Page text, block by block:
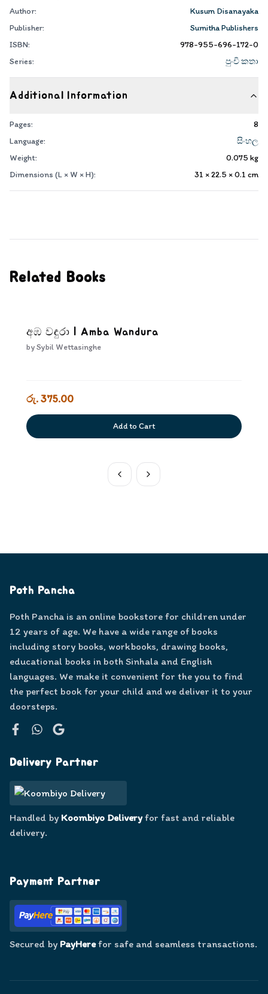
Author:
Kusum Disanayaka
Publisher:
Sumitha Publishers
ISBN:
978-955-696-172-0
Series:
පුංචි කතා
Additional Information
Pages:
8
Language:
සිංහල
Weight:
0.075 kg
Dimensions (L × W × H):
31 × 22.5 × 0.1 cm
Related Books
අඹ වඳුරා | Amba Wandura
bySybil Wettasinghe
රු. 375.00
Add to Cart
Poth Pancha
Poth Pancha is an online bookstore for children under
12 years of age. We have a wide range of books
including story books, workbooks, drawing books,
educational books in both Sinhala and English
languages. We make it convenient for the you to find
the perfect book for your child and we deliver it to your
doorsteps.
Delivery Partner
Handled by Koombiyo Deliveryfor fast and reliable
delivery.
Payment Partner
Secured by PayHerefor safe and seamless transactions.